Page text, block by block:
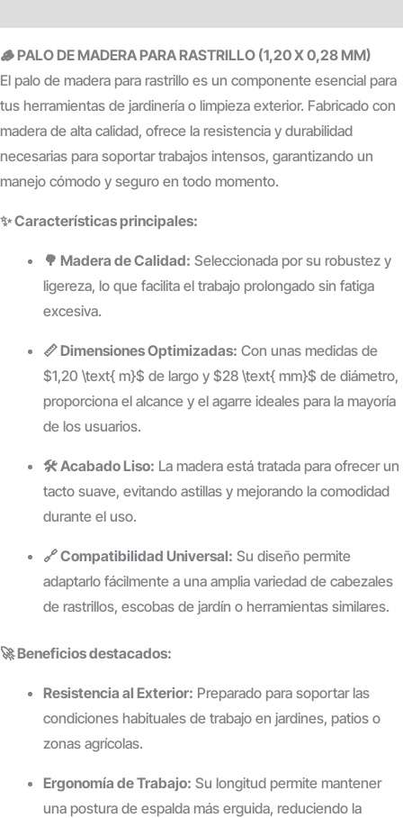
🪵 PALO DE MADERA PARA RASTRILLO (1,20 X 0,28 MM)
El palo de madera para rastrillo es un componente esencial para
tus herramientas de jardinería o limpieza exterior. Fabricado con
madera de alta calidad, ofrece la resistencia y durabilidad
necesarias para soportar trabajos intensos, garantizando un
manejo cómodo y seguro en todo momento.
✨ Características principales:
🌳 Madera de Calidad: Seleccionada por su robustez y
ligereza, lo que facilita el trabajo prolongado sin fatiga
excesiva.
📏 Dimensiones Optimizadas: Con unas medidas de
$1,20 \text{ m}$ de largo y $28 \text{ mm}$ de diámetro,
proporciona el alcance y el agarre ideales para la mayoría
de los usuarios.
🛠️ Acabado Liso: La madera está tratada para ofrecer un
tacto suave, evitando astillas y mejorando la comodidad
durante el uso.
🔗 Compatibilidad Universal: Su diseño permite
adaptarlo fácilmente a una amplia variedad de cabezales
de rastrillos, escobas de jardín o herramientas similares.
🚀 Beneficios destacados:
Resistencia al Exterior: Preparado para soportar las
condiciones habituales de trabajo en jardines, patios o
zonas agrícolas.
Ergonomía de Trabajo: Su longitud permite mantener
una postura de espalda más erguida, reduciendo la